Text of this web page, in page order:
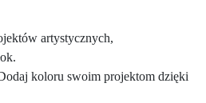
artystycznych,
koloru swoim projektom dzięki